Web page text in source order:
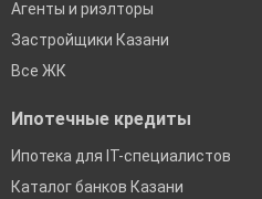
Агенты и риэлторы
Застройщики Казани
Все ЖК
Ипотечные кредиты
Ипотека для IT-специалистов
Каталог банков Казани